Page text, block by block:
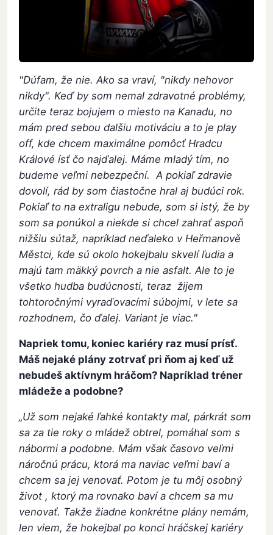
"Dúfam, že nie. Ako sa vraví, "nikdy nehovor
nikdy". Keď by som nemal zdravotné problémy,
určite teraz bojujem o miesto na Kanadu, no
mám pred sebou dalšiu motiváciu a to je play
off, kde chcem maximálne pomôcť Hradcu
Králové ísť čo najďalej. Máme mladý tím, no
budeme veľmi nebezpeční. A pokiaľ zdravie
dovolí, rád by som čiastočne hral aj budúci rok.
Pokiaľ to na extraligu nebude, som si istý, že by
som sa ponúkol a niekde si chcel zahrať aspoň
nižšiu sútaž, napríklad neďaleko v Heřmanově
Městci, kde sú okolo hokejbalu skvelí ľudia a
majú tam mäkký povrch a nie asfalt. Ale to je
všetko hudba budúcnosti, teraz žijem
tohtoročnými vyraďovacími súbojmi, v lete sa
rozhodnem, čo ďalej. Variant je viac."
Napriek tomu, koniec kariéry raz musí prísť.
Máš nejaké plány zotrvať pri ňom aj keď už
nebudeš aktívnym hráčom? Napríklad tréner
mládeže a podobne?
„Už som nejaké ľahké kontakty mal, párkrát som
sa za tie roky o mládež obtrel, pomáhal som s
nábormi a podobne. Mám však časovo veľmi
náročnú prácu, ktorá ma naviac veľmi baví a
chcem sa jej venovať. Potom je tu môj osobný
život , ktorý ma rovnako baví a chcem sa mu
venovať. Takže žiadne konkrétne plány nemám,
len viem, že hokejbal po konci hráčskej kariéry